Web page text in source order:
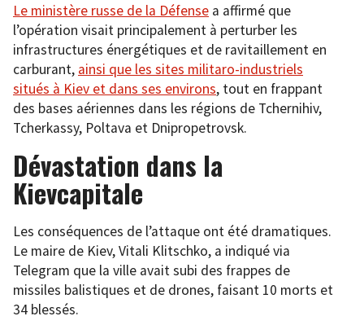
Le ministère russe de la Défense a affirmé que
l’opération visait principalement à perturber les
infrastructures énergétiques et de ravitaillement en
carburant, ainsi que les sites militaro-industriels
situés à Kiev et dans ses environs, tout en frappant
des bases aériennes dans les régions de Tchernihiv,
Tcherkassy, Poltava et Dnipropetrovsk.
Dévastation dans la
Kievcapitale
Les conséquences de l’attaque ont été dramatiques.
Le maire de Kiev, Vitali Klitschko, a indiqué via
Telegram que la ville avait subi des frappes de
missiles balistiques et de drones, faisant 10 morts et
34 blessés.